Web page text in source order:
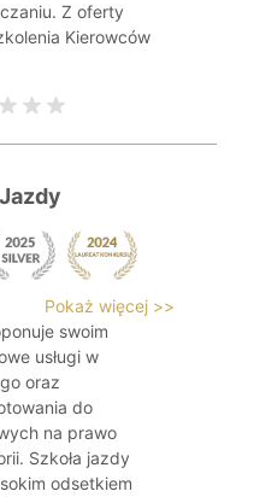
Z oferty
Kierowców
Pokaż więcej >>
swoim
usługi w
oraz
do
na prawo
Szkoła jazdy
odsetkiem